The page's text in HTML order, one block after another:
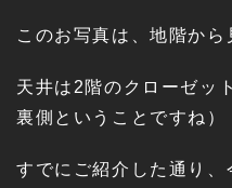
このお写真は、地階から
天井は2階のクローゼッ
裏側ということですね）
すでにご紹介した通り